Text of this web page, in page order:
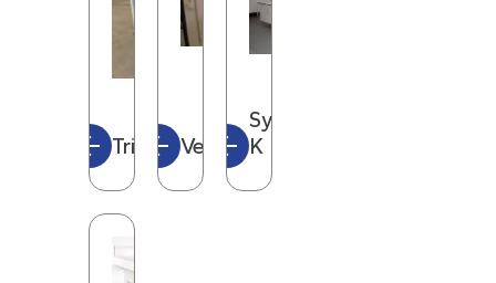
kan derimot leveres
med hyller i to eller
ønskelig. Av
modellene i rustfritt
stål har vi to
TrillebordVeiebord
System
K